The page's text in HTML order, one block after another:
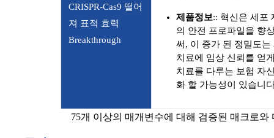
CRISPR-Cas9 떨어
져 표적 효력
Breakthrough
제품정보:: 혁신은 세포
의 안전 프로파일을 향
써, 이 증가 된 정밀도는
치료에 임상 신뢰를 얻
치료를 다루는 보험 자
화 할 가능성이 있습니
75개 이상의 매개변수에 대해 검증된 매크로